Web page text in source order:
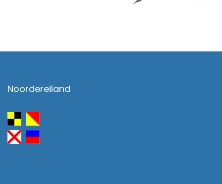
Noordereiland